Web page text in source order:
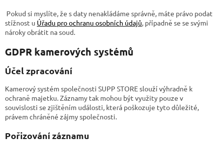
Pokud si myslíte, že s daty nenakládáme správně, máte právo podat
stížnost u Úřadu pro ochranu osobních údajů, případně se se svými
nároky obrátit na soud.
GDPR kamerových systémů
Účel zpracování
Kamerový systém společnosti SUPP STORE slouží výhradně k
ochraně majetku. Záznamy tak mohou být využity pouze v
souvislosti se zjištěním události, která poškozuje tyto důležité,
právem chráněné zájmy společnosti.
Pořizování záznamu